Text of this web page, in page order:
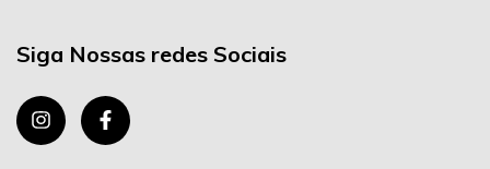
Siga Nossas redes Sociais